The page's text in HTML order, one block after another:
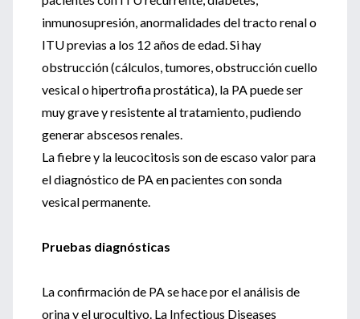
inmunosupresión, anormalidades del tracto renal o
ITU previas a los 12 años de edad. Si hay
obstrucción (cálculos, tumores, obstrucción cuello
vesical o hipertrofia prostática), la PA puede ser
muy grave y resistente al tratamiento, pudiendo
generar abscesos renales.
La fiebre y la leucocitosis son de escaso valor para
el diagnóstico de PA en pacientes con sonda
vesical permanente.
Pruebas diagnósticas
La confirmación de PA se hace por el análisis de
orina y el urocultivo. La Infectious Diseases